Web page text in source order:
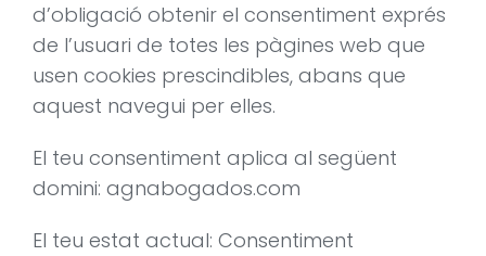
d’obligació obtenir el consentiment exprés
de l’usuari de totes les pàgines web que
usen cookies prescindibles, abans que
aquest navegui per elles.
El teu consentiment aplica al següent
domini: agnabogados.com
El teu estat actual: Consentiment